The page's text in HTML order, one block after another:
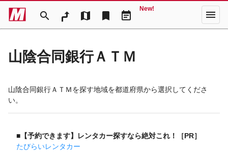
search map bookmark event_note
New! menu
山陰合同銀行ＡＴＭ
山陰合同銀行ＡＴＭを探す地域を都道府県から選択してくださ
い。
■【予約できます】レンタカー探すなら絶対これ！［PR］
たびらいレンタカー